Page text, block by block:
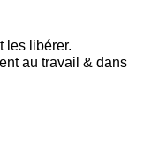
les libérer.
au travail & dans